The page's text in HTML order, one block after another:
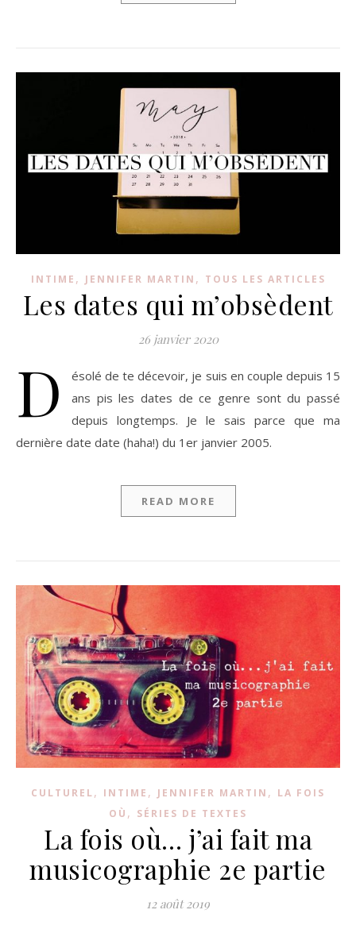
INTIME , JENNIFER MARTIN , TOUS LES ARTICLES
Les dates qui m’obsèdent
26 janvier 2020
D
ésolé de te décevoir, je suis en couple depuis 15
ans pis les dates de ce genre sont du passé
depuis longtemps. Je le sais parce que ma
dernière date date (haha!) du 1er janvier 2005.
READ MORE
CULTUREL, INTIME , JENNIFER MARTIN , LA FOIS
OÙ , SÉRIES DE TEXTES
La fois où… j’ai fait ma
musicographie 2e partie
12 août 2019